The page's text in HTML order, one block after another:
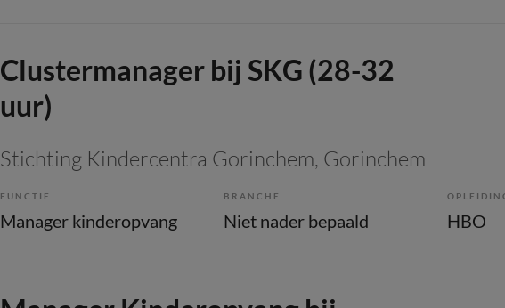
Clustermanager bij SKG (28-32
uur)
Stichting Kindercentra Gorinchem, Gorinchem
FUNCTIE
Manager kinderopvang
BRANCHE
Niet nader bepaald HBO